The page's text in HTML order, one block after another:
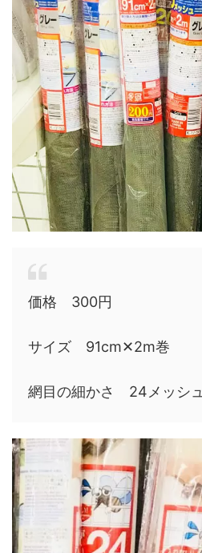
価格 300円
サイズ 91cm✕2m巻
網目の細かさ 24メッシュ